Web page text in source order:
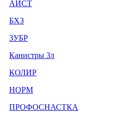
АИСТ
БХЗ
ЗУБР
Канистры 3л
КОЛИР
НОРМ
ПРОФОСНАСТКА